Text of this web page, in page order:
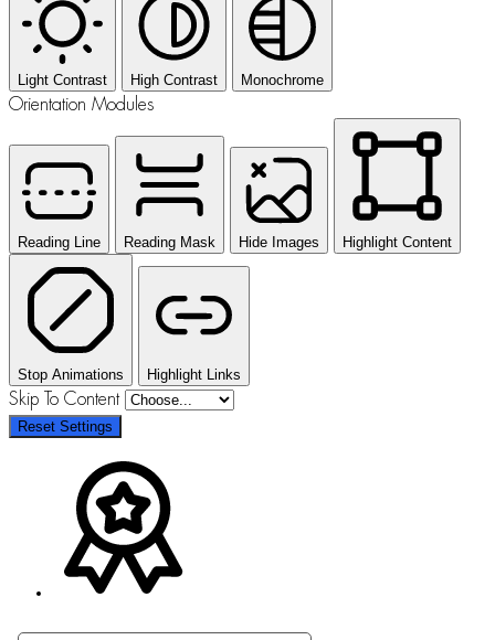
Light Contrast High Contrast Monochrome
Orientation Modules
Reading Line Reading Mask Hide Images Highlight Content
Stop Animations Highlight Links
Skip To Content
Reset Settings